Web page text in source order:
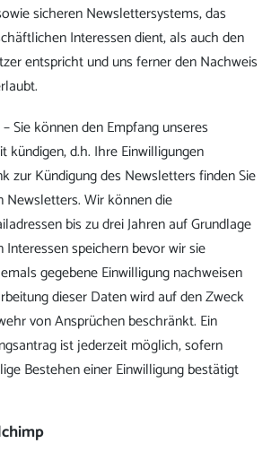
sicheren Newslettersystems, das
Interessen dient, als auch den
entspricht und uns ferner den Nachweis
Sie können den Empfang unseres
kündigen, d.h. Ihre Einwilligungen
zur Kündigung des Newsletters finden Sie
Newsletters. Wir können die
bis zu drei Jahren auf Grundlage
speichern bevor wir sie
gegebene Einwilligung nachweisen
dieser Daten wird auf den Zweck
von Ansprüchen beschränkt. Ein
ist jederzeit möglich, sofern
Bestehen einer Einwilligung bestätigt